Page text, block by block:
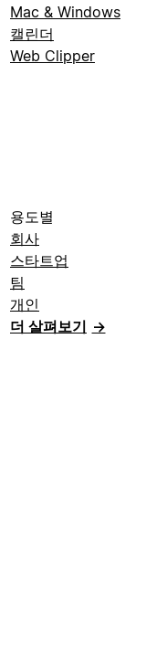
Mac & Windows
캘린더
Web Clipper
용도별
회사
스타트업
팀
개인
더 살펴보기 →